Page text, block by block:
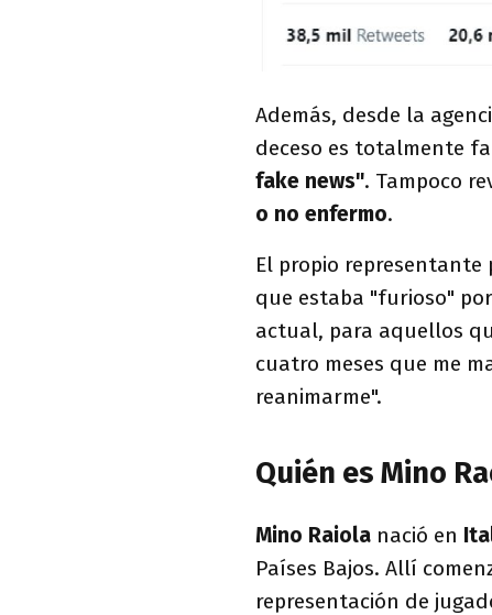
Además, desde la
deceso es totalmente
fake news". Tampoco
o no enfermo.
El propio
que estaba "furioso"
actual, para aquellos
cuatro meses que me
reanimarme".
Quién es Mino
Mino Raiola nació en
Países Bajos. Allí
representación de